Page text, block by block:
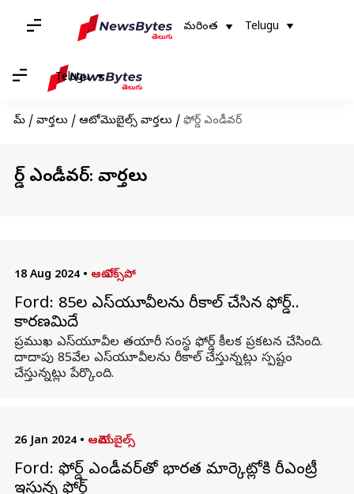
మరింత Telugu
Telugu
హోమ్ / వార్తలు / ఆటోమొబైల్స్ వార్తలు / ఫోర్డ్ ఎండీవర్
ఫోర్డ్ ఎండీవర్: వార్తలు
18 Aug 2024 • ఆటో ఎక్స్‌పో
Ford: 85వేల ఎస్‌యూవీలను రీకాల్ చేసిన ఫోర్డ్..
కారణమిదే
ప్రముఖ ఎస్‌యూవీల తయారీ సంస్థ ఫోర్డ్ కీలక ప్రకటన చేసింది.
దాదాపు 85వేల ఎస్‌యూవీలను రీకాల్ చేస్తున్నట్లు స్పష్టం
చేస్తున్నట్లు పేర్కొంది.
26 Jan 2024 • ఆటోమొబైల్స్
Ford: ఫోర్డ్ ఎండీవర్‌తో భారత మార్కెట్లోకి రీఎంట్రీ
ఇస్తున్న ఫోర్డ్